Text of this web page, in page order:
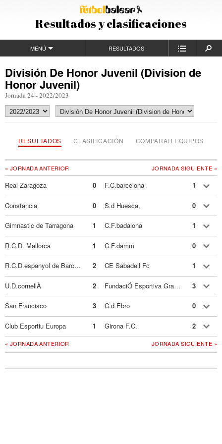
Resultados y clasificaciones
MENÚ RESULTADOS
División De Honor Juvenil (Division de
Honor Juvenil)
Jornada 24 - 2022/2023
RESULTADOS CLASIFICACIÓN COMPARAR EQUIPOS
JORNADA SIGUIENTE »
« JORNADA ANTERIOR
Real Zaragoza 0 F.C.barcelona 1
Constancia 0 S.d Huesca, 0
Gimnastic de Tarragona 1 C.F.badalona 1
R.C.D. Mallorca 1 C.F.damm 0
R.C.D.espanyol de Barcelona 2 CE Sabadell Fc 1
U.D.cornellÀ 2 FundaciÓ Esportiva Grama 3
San Francisco 3 C.d Ebro 0
Club Esportiu Europa 1 Girona F.C. 2
JORNADA SIGUIENTE »
« JORNADA ANTERIOR